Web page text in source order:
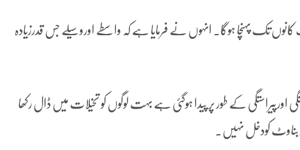
تک پہنچا ہوگا۔ انہوں نے فرمایا ہے کہ واسطے اوروسیلے جس قدرزیادہ
اورپیراستگی کے طور پر پیدا ہوگئی ہے بہت لوگوں کو تخیلات میں ڈال رکھا
کودخل نہیں۔